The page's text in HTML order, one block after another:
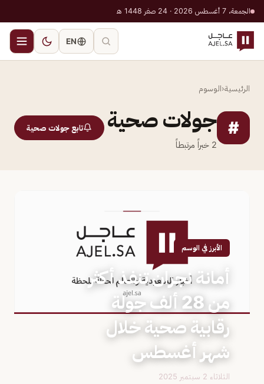
الجمعة، 7 أغسطس 2026 · 24 صفر 1448 هـ
EN
الرئيسية‹الوسوم
# جولات صحية
2 خبراً مرتبطاً
تابع جولات صحية
الأبرز في الوسم
أمانة نجران تنفذ أكثر
من 28 ألف جولة
رقابية صحية خلال
شهر أغسطس
الثلاثاء 2 سبتمبر 2025